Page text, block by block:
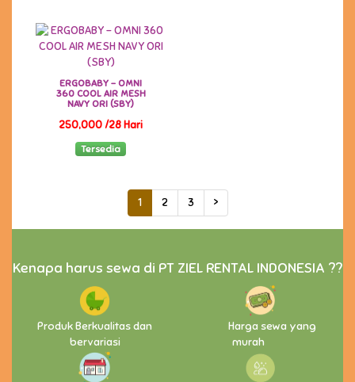
ERGOBABY - OMNI
360 COOL AIR MESH
NAVY ORI (SBY)
250,000 /28 Hari
Tersedia
1 2 3 >
Kenapa harus sewa di PT ZIEL RENTAL INDONESIA ??
Produk Berkualitas dan
bervariasi
Harga sewa yang
murah